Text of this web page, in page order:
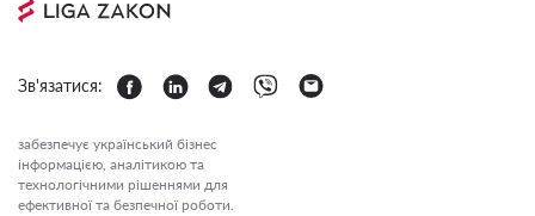
Зв'язатися:
забезпечує український бізнес
інформацією, аналітикою та
технологічними рішеннями для
ефективної та безпечної роботи.